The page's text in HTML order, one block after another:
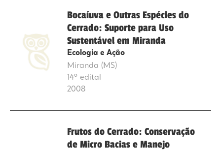
Bocaíuva e Outras Espécies do
Cerrado: Suporte para Uso
Sustentável em Miranda
Ecologia e Ação
Miranda (MS)
14º edital
2008
Frutos do Cerrado: Conservação
de Micro Bacias e Manejo